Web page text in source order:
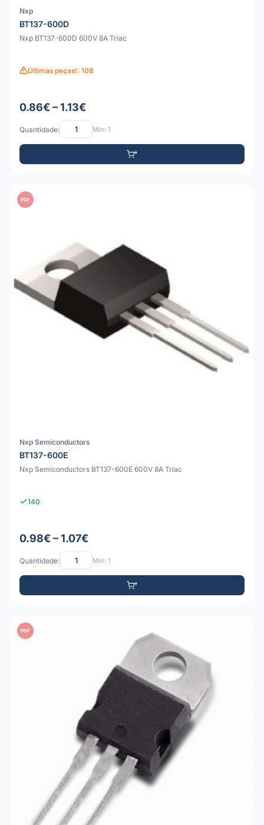
Nxp
BT137-600D
Nxp BT137-600D 600V 8A Triac
Últimas peças!: 108
0.86€ – 1.13€
Quantidade: Mín: 1
PDF
Nxp Semiconductors
BT137-600E
Nxp Semiconductors BT137-600E 600V 8A Triac
140
0.98€ – 1.07€
Quantidade: Mín: 1
PDF